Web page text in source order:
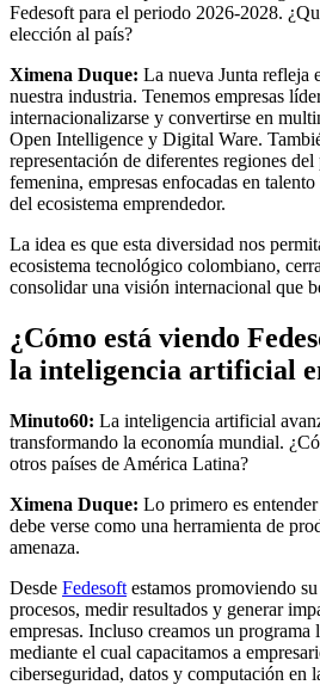
Fedesoft para el periodo 2026-2028.
elección al país?
Ximena Duque: La nueva Junta refleja
nuestra industria. Tenemos empresas
internacionalizarse y convertirse en
Open Intelligence y Digital Ware.
representación de diferentes regiones
femenina, empresas enfocadas en
del ecosistema emprendedor.
La idea es que esta diversidad nos
ecosistema tecnológico colombiano,
consolidar una visión internacional que
¿Cómo está viendo
la inteligencia artificial
Minuto60: La inteligencia artificial
transformando la economía mundial.
otros países de América Latina?
Ximena Duque: Lo primero es
debe verse como una herramienta de
amenaza.
Desde Fedesoft estamos promoviendo
procesos, medir resultados y generar
empresas. Incluso creamos un programa
mediante el cual capacitamos a
ciberseguridad, datos y computación en